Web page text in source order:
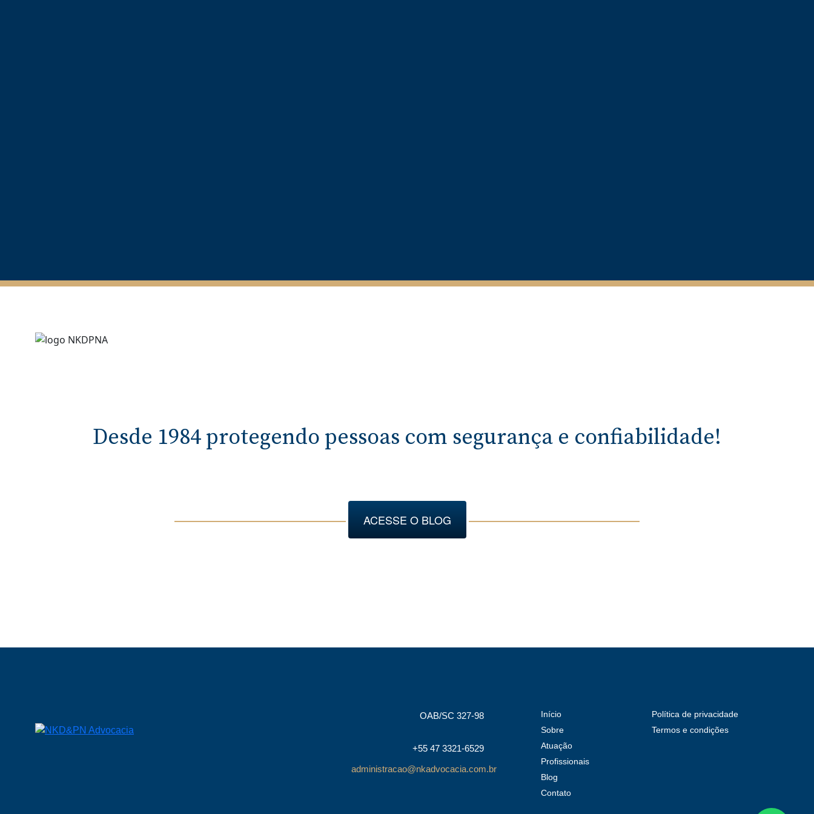
Desde 1984 protegendo pessoas com segurança e confiabilidade!
ACESSE O BLOG
OAB/SC 327-98
+55 47 3321-6529
administracao@nkadvocacia.com.br
Início
Sobre
Atuação
Profissionais
Blog
Contato
Política de privacidade
Termos e condições